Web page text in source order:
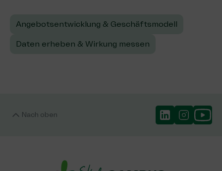
Angebotsentwicklung & Geschäftsmodell
Daten erheben & Wirkung messen
Nach oben